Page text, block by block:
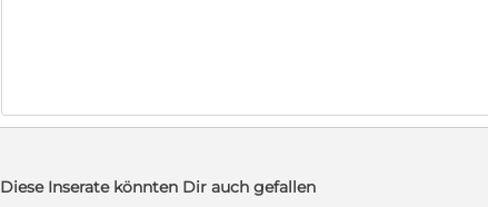
Diese Inserate könnten Dir auch gefallen